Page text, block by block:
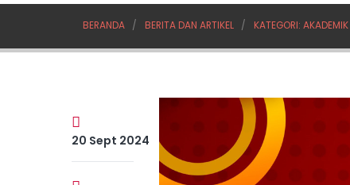
BERANDA BERITA DAN ARTIKEL KATEGORI: AKADEMIK
20 Sept 2024